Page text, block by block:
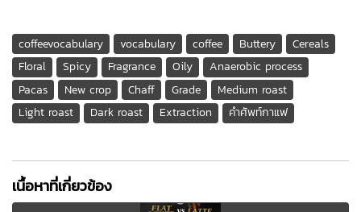
coffeevocabulary vocabulary coffee Buttery
Cereals
Floral
Spicy Fragrance Oily
Anaerobic process
Pacas
New crop Chaff Grade
Medium roast
Light roast
Dark roast Extraction คําศัพท์กาแฟ
เนื้อหาที่เกี่ยวข้อง